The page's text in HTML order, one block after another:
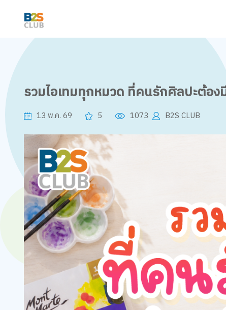
รวมไอเทมทุกหมวด ที่คนรักศิลปะต้อง
13 พ.ค. 69 5 1073 B2S CLUB